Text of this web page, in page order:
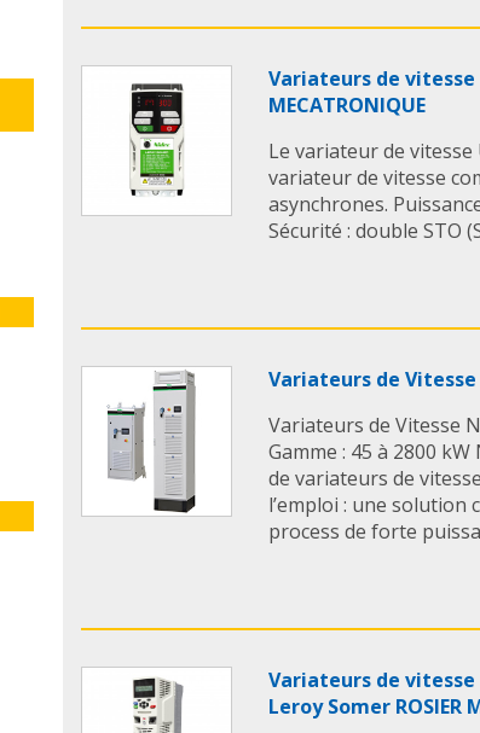
Variateurs de vitesse
MECATRONIQUE
Le variateur de
variateur de vitesse
asynchrones.
Sécurité : double STO
Variateurs de Vitesse
Variateurs de Vitesse
Gamme : 45 à 2800
de variateurs de
l’emploi : une solution
process de forte
Variateurs de
Leroy Somer ROSIER